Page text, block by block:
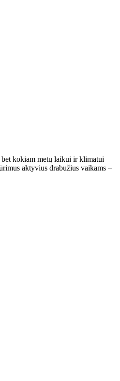
bet kokiam metų laikui ir klimatui
aktyvius drabužius vaikams –